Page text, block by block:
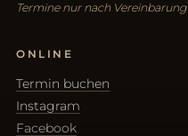
Termine nur nach Vereinbarung.
ONLINE
Termin buchen
Instagram
Facebook